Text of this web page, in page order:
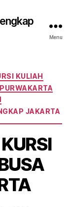
Menu
KULIAH
JAKARTA